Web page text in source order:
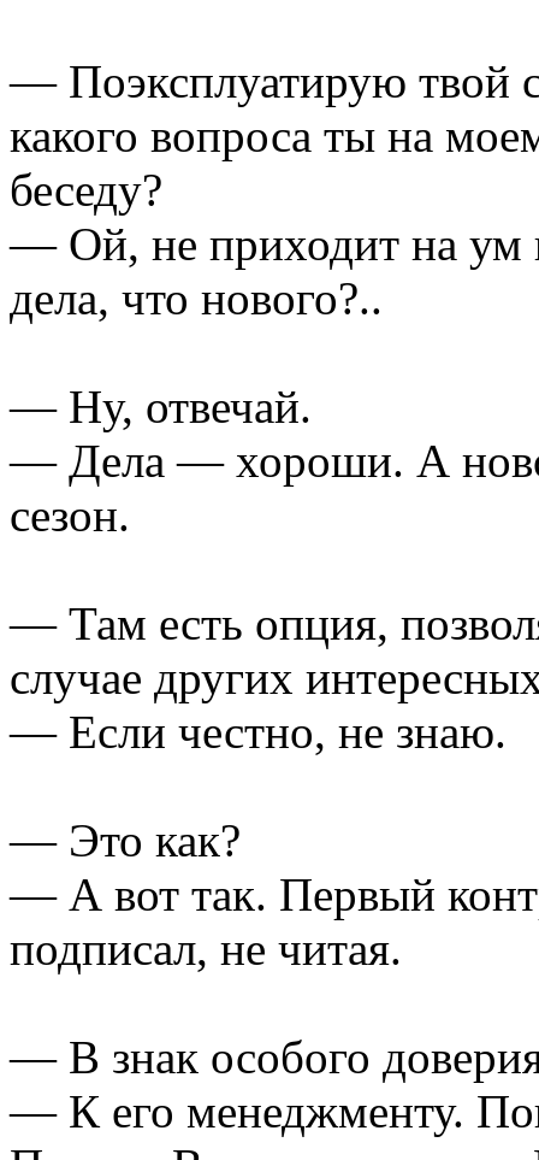
— Поэксплуатирую твой
какого вопроса ты на
беседу?
— Ой, не приходит на ум
дела, что нового?..
— Ну, отвечай.
— Дела — хороши. А
сезон.
— Там есть опция,
случае других
— Если честно, не знаю.
— Это как?
— А вот так. Первый
подписал, не читая.
— В знак особого
— К его менеджменту.